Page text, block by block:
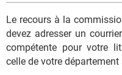
Le recours à la
devez adresser un
compétente pour votre
celle de votre département